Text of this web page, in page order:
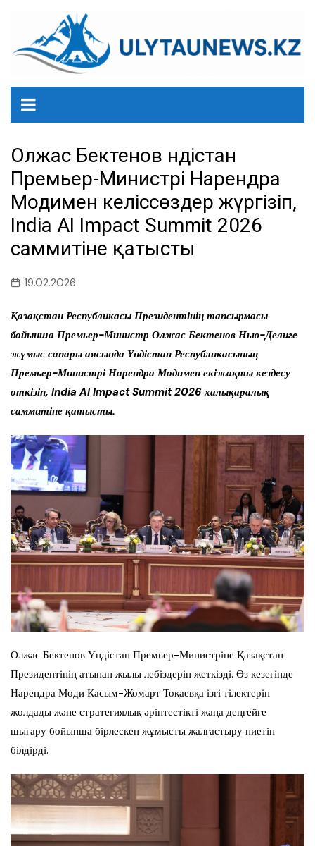
содержанию
Олжас Бектенов Үндістан
Премьер-Министрі Нарендра
Модимен келіссөздер жүргізіп,
India AI Impact Summit 2026
саммитіне қатысты
19.02.2026
Қазақстан Республикасы Президентінің тапсырмасы
бойынша Премьер-Министр Олжас Бектенов Нью-Делиге
жұмыс сапары аясында Үндістан Республикасының
Премьер-Министрі Нарендра Модимен екіжақты кездесу
өткізіп, India AI Impact Summit 2026 халықаралық
саммитіне қатысты.
Олжас Бектенов Үндістан Премьер-Министріне Қазақстан
Президентінің атынан жылы лебіздерін жеткізді. Өз кезегінде
Нарендра Моди Қасым-Жомарт Тоқаевқа ізгі тілектерін
жолдады және стратегиялық әріптестікті жаңа деңгейге
шығару бойынша бірлескен жұмысты жалғастыру ниетін
білдірді.